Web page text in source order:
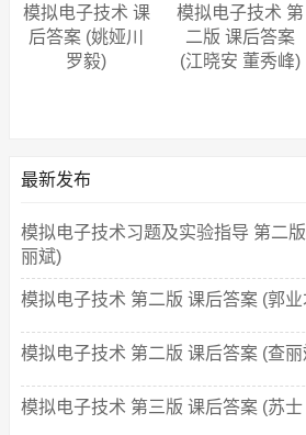
模拟电子技术 课
后答案 (姚娅川
罗毅)
模拟电子技术 第
二版 课后答案
(江晓安 董秀峰)
最新发布
模拟电子技术习题及实验指导 第二
丽斌)
模拟电子技术 第二版 课后答案 (郭
模拟电子技术 第二版 课后答案 (查
模拟电子技术 第三版 课后答案 (苏